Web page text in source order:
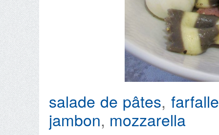
salade de pâtes,
jambon, mozzarella